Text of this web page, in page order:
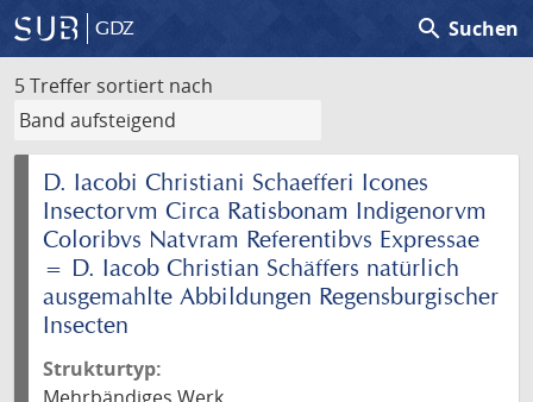
GDZ search Suchen
5 Treffer sortiert nach
D. Iacobi Christiani Schaefferi Icones
Insectorvm Circa Ratisbonam Indigenorvm
Coloribvs Natvram Referentibvs Expressae
= D. Iacob Christian Schäffers natürlich
ausgemahlte Abbildungen Regensburgischer
Insecten
Strukturtyp: